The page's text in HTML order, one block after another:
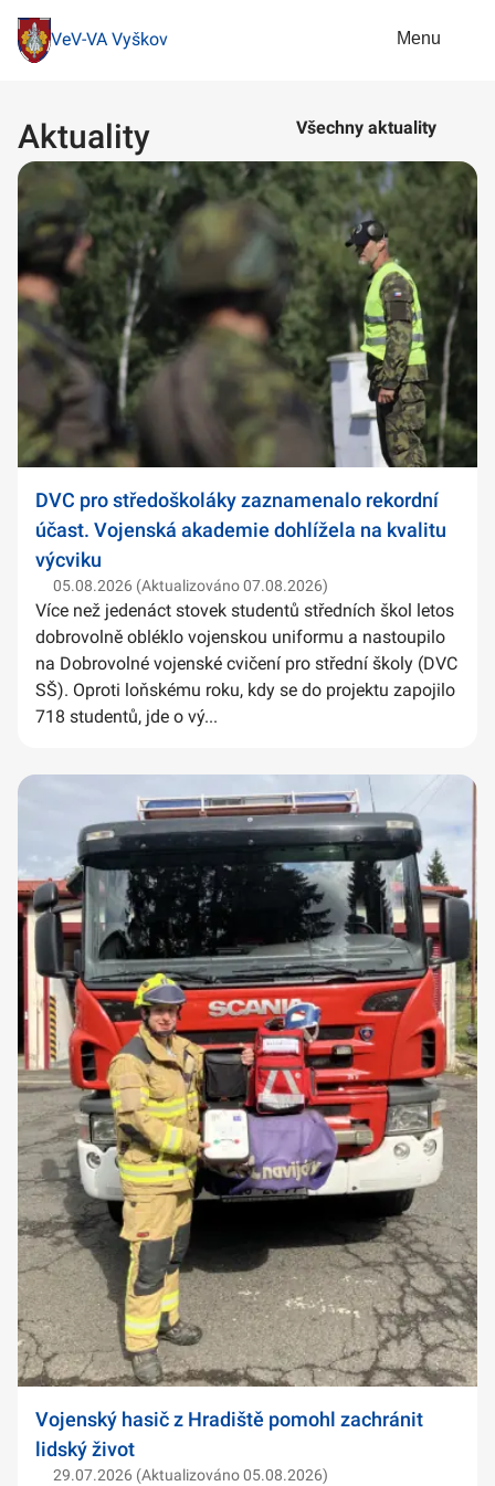
VeV-VA Vyškov Menu
Aktuality Všechny aktuality
DVC pro středoškoláky zaznamenalo rekordní
účast. Vojenská akademie dohlížela na kvalitu
výcviku
05.08.2026 (Aktualizováno 07.08.2026)
Více než jedenáct stovek studentů středních škol letos
dobrovolně obléklo vojenskou uniformu a nastoupilo
na Dobrovolné vojenské cvičení pro střední školy (DVC
SŠ). Oproti loňskému roku, kdy se do projektu zapojilo
718 studentů, jde o vý...
Vojenský hasič z Hradiště pomohl zachránit
lidský život
29.07.2026 (Aktualizováno 05.08.2026)